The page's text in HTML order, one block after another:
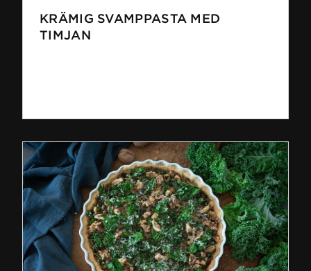
KRÄMIG SVAMPPASTA MED
TIMJAN